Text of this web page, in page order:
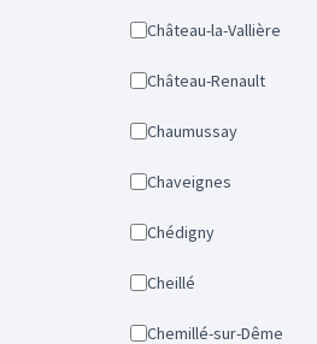
Château-la-Vallière
Château-Renault
Chaumussay
Chaveignes
Chédigny
Cheillé
Chemillé-sur-Dême